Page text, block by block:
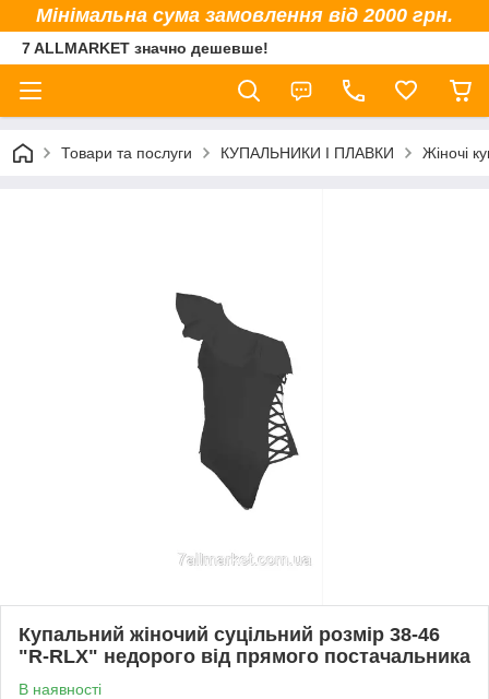
Мінімальна сума замовлення від 2000 грн.
7 ALLMARKET значно дешевше!
Товари та послуги КУПАЛЬНИКИ І ПЛАВКИ Жіночі
Купальний жіночий суцільний розмір 38-46
"R-RLX" недорого від прямого постачальника
В наявності